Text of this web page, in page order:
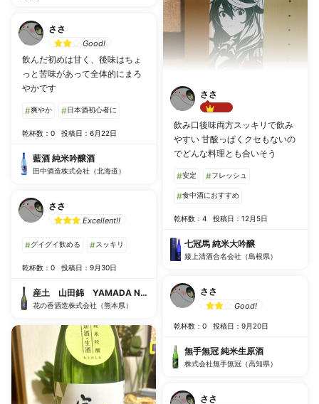
ささ
Good!
飲んだ初めは甘く、後味はちょ
っと苦味があって全体的にまろ
やかです
#爽やか #日本酒初心者に
乾杯数：0 投稿日：6月22日
藍酒 純米吟醸酒
田中酒造株式会社（北海道）
ささ
Excellent!!
#グイグイ飲める #スッキリ
乾杯数：0 投稿日：9月30日
産土 山田錦 YAMADA NISHIKI
花の香酒造株式会社（熊本県）
ささ
Best!!
飲み口後味両方スッキリで飲み
やすい 甘酸っぱくクセもないの
でどんな料理とも合いそう
#安定 #フレッシュ
#食中酒におすすめ
乾杯数：4 投稿日：12月5日
七冠馬 純米大吟醸
簸上清酒合名会社（島根県）
ささ
Good!
乾杯数：0 投稿日：9月20日
無手無冠 純米生原酒
株式会社無手無冠（高知県）
ささ